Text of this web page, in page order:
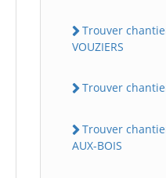
Trouver
VOUZIERS
Trouver
Trouver
AUX-BOIS